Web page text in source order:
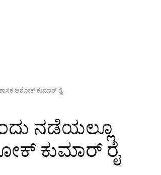
ಅಶೋಕ್ ಕುಮಾರ್ ರೈ
ನಡೆಯಲ್ಲೂ
ಕುಮಾರ್ ರೈ